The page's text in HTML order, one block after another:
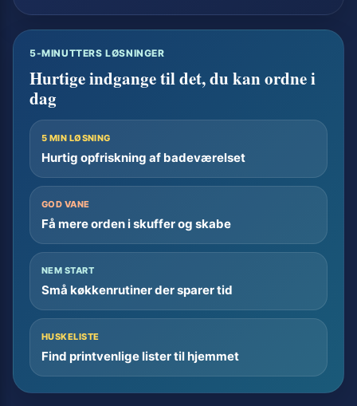
5-MINUTTERS LØSNINGER
Hurtige indgange til det, du kan ordne i
dag
5 MIN LØSNING
Hurtig opfriskning af badeværelset
GOD VANE
Få mere orden i skuffer og skabe
NEM START
Små køkkenrutiner der sparer tid
HUSKELISTE
Find printvenlige lister til hjemmet